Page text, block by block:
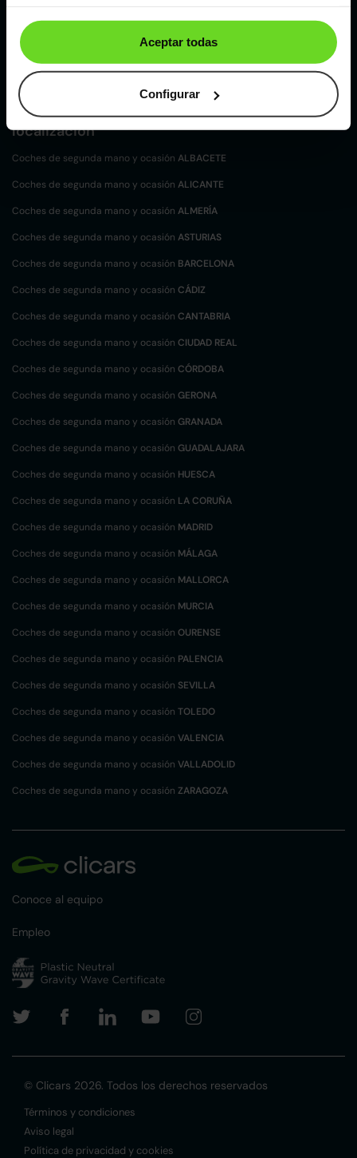
Aceptar todas
Configurar
Ver Audi A3 de segunda mano y ocasión
Audi A3 de segunda mano y ocasión
Coches desegunda mano y ocasión por
localización
Coches de segunda mano y ocasión ALBACETE
Coches de segunda mano y ocasión ALICANTE
Coches de segunda mano y ocasión ALMERÍA
Coches de segunda mano y ocasión ASTURIAS
Coches de segunda mano y ocasión BARCELONA
Coches de segunda mano y ocasión CÁDIZ
Coches de segunda mano y ocasión CANTABRIA
Coches de segunda mano y ocasión CIUDAD REAL
Coches de segunda mano y ocasión CÓRDOBA
Coches de segunda mano y ocasión GERONA
Coches de segunda mano y ocasión GRANADA
Coches de segunda mano y ocasión GUADALAJARA
Coches de segunda mano y ocasión HUESCA
Coches de segunda mano y ocasión LA CORUÑA
Coches de segunda mano y ocasión MADRID
Coches de segunda mano y ocasión MÁLAGA
Coches de segunda mano y ocasión MALLORCA
Coches de segunda mano y ocasión MURCIA
Coches de segunda mano y ocasión OURENSE
Coches de segunda mano y ocasión PALENCIA
Coches de segunda mano y ocasión SEVILLA
Coches de segunda mano y ocasión TOLEDO
Coches de segunda mano y ocasión VALENCIA
Coches de segunda mano y ocasión VALLADOLID
Coches de segunda mano y ocasión ZARAGOZA
Conoce al equipo
Empleo
© Clicars 2026. Todos los derechos reservados
Términos y condiciones
Aviso legal
Política de privacidad y cookies